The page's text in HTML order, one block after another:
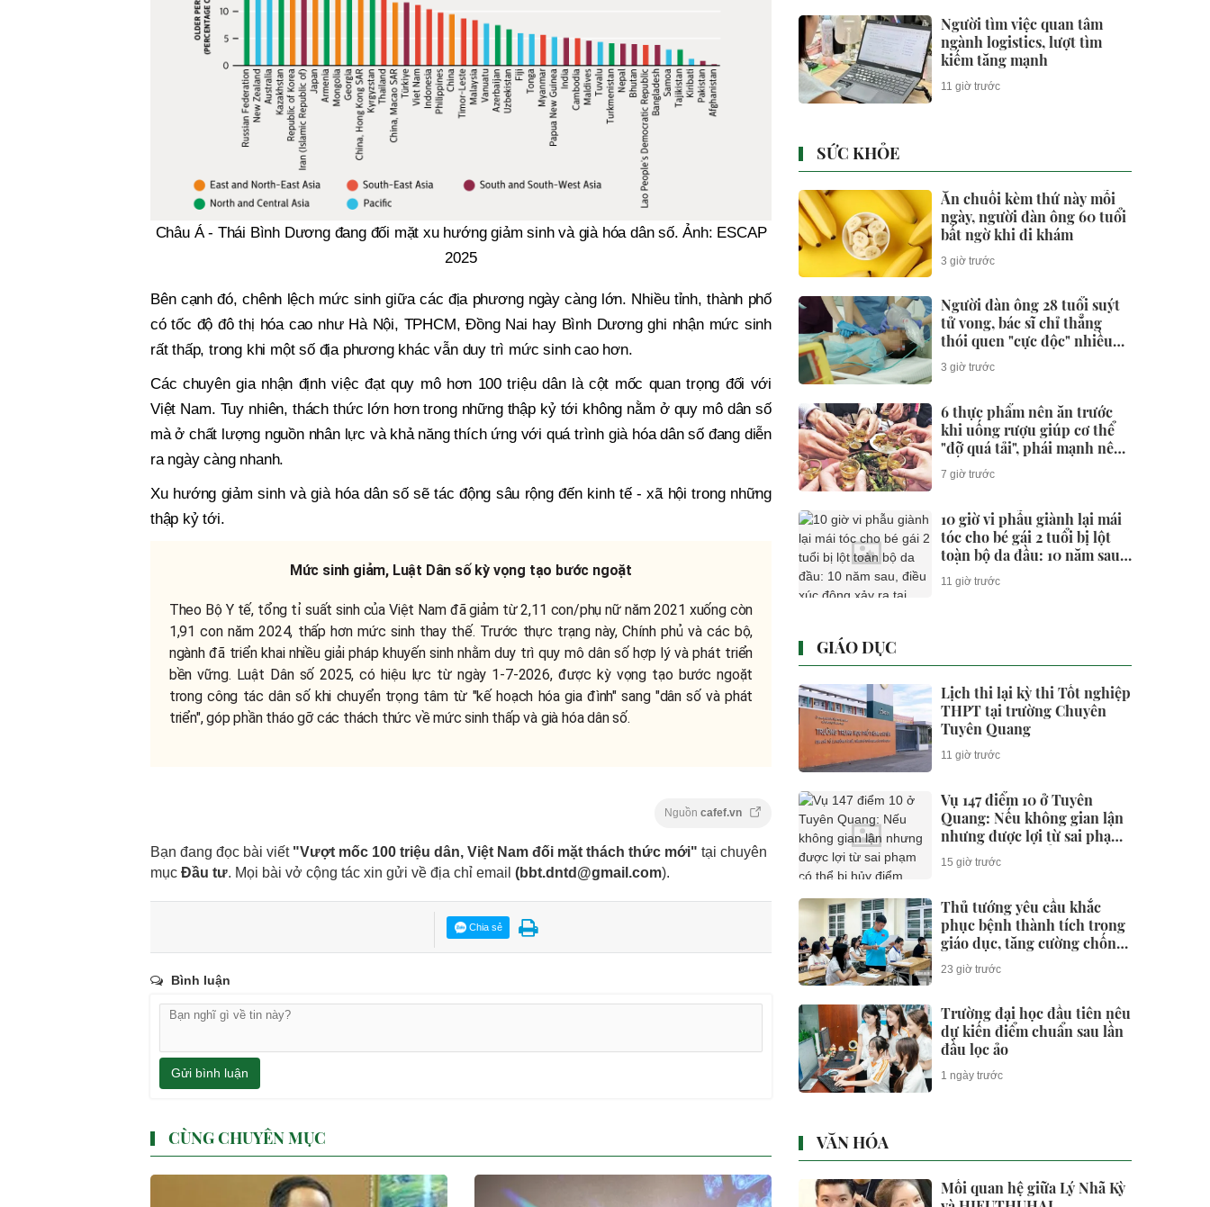
Châu Á - Thái Bình Dương đang đối mặt xu hướng giảm sinh và già hóa dân số. Ảnh: ESCAP
2025
Bên cạnh đó, chênh lệch mức sinh giữa các địa phương ngày càng lớn. Nhiều tỉnh, thành phố
có tốc độ đô thị hóa cao như Hà Nội, TPHCM, Đồng Nai hay Bình Dương ghi nhận mức sinh
rất thấp, trong khi một số địa phương khác vẫn duy trì mức sinh cao hơn.
Các chuyên gia nhận định việc đạt quy mô hơn 100 triệu dân là cột mốc quan trọng đối với
Việt Nam. Tuy nhiên, thách thức lớn hơn trong những thập kỷ tới không nằm ở quy mô dân số
mà ở chất lượng nguồn nhân lực và khả năng thích ứng với quá trình già hóa dân số đang diễn
ra ngày càng nhanh.
Xu hướng giảm sinh và già hóa dân số sẽ tác động sâu rộng đến kinh tế - xã hội trong những
thập kỷ tới.
Mức sinh giảm, Luật Dân số kỳ vọng tạo bước ngoặt
Theo Bộ Y tế, tổng tỉ suất sinh của Việt Nam đã giảm từ 2,11 con/phụ nữ năm 2021 xuống còn
1,91 con năm 2024, thấp hơn mức sinh thay thế. Trước thực trạng này, Chính phủ và các bộ,
ngành đã triển khai nhiều giải pháp khuyến sinh nhằm duy trì quy mô dân số hợp lý và phát triển
bền vững. Luật Dân số 2025, có hiệu lực từ ngày 1-7-2026, được kỳ vọng tạo bước ngoặt
trong công tác dân số khi chuyển trọng tâm từ "kế hoạch hóa gia đình" sang "dân số và phát
triển", góp phần tháo gỡ các thách thức về mức sinh thấp và già hóa dân số.
Nguồn cafef.vn
Bạn đang đọc bài viết "Vượt mốc 100 triệu dân, Việt Nam đối mặt thách thức mới" tại chuyên
mục Đầu tư. Mọi bài vở cộng tác xin gửi về địa chỉ email (bbt.dntd@gmail.com).
Chia sẻ
Bình luận
Gửi bình luận
CÙNG CHUYÊN MỤC
Người tìm việc quan tâm
ngành logistics, lượt tìm
kiếm tăng mạnh
11 giờ trước
SỨC KHỎE
Ăn chuối kèm thứ này mỗi
ngày, người đàn ông 60 tuổi
bất ngờ khi đi khám
3 giờ trước
Người đàn ông 28 tuổi suýt
tử vong, bác sĩ chỉ thẳng
thói quen "cực độc" nhiều
người trẻ xem nhẹ
3 giờ trước
6 thực phẩm nên ăn trước
khi uống rượu giúp cơ thể
"đỡ quá tải", phái mạnh nên
biết
7 giờ trước
10 giờ vi phẫu giành lại mái
tóc cho bé gái 2 tuổi bị lột
toàn bộ da đầu: 10 năm sau,
điều xúc động xảy ra tại
Bệnh viện Việt Đức
11 giờ trước
GIÁO DỤC
Lịch thi lại kỳ thi Tốt nghiệp
THPT tại trường Chuyên
Tuyên Quang
11 giờ trước
Vụ 147 điểm 10 ở Tuyên
Quang: Nếu không gian lận
nhưng được lợi từ sai phạm
có thể bị hủy điểm không?
15 giờ trước
Thủ tướng yêu cầu khắc
phục bệnh thành tích trong
giáo dục, tăng cường chống
gian lận thi cử và lạm thu
23 giờ trước
Trường đại học đầu tiên nêu
dự kiến điểm chuẩn sau lần
đầu lọc ảo
1 ngày trước
VĂN HÓA
Mối quan hệ giữa Lý Nhã Kỳ